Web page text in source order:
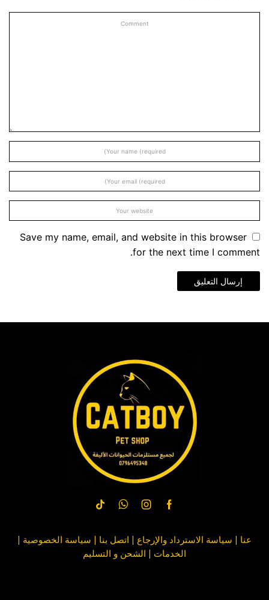
Save my name, email, and website in this browser
for the next time I comment.
عنا | سياسة الاسترداد والإرجاع | اتصل بنا | سياسة الخصوصية |
الخدمات | الشحن و التسليم